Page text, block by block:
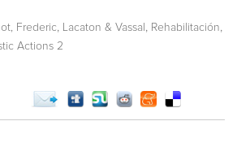
Frederic, Lacaton & Vassal , Rehabilitación,
Actions 2